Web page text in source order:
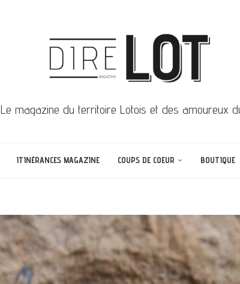
Le magazine du territoire Lotois et des amoureux
ITINÉRANCES MAGAZINE COUPS DE COEUR BOUTIQUE